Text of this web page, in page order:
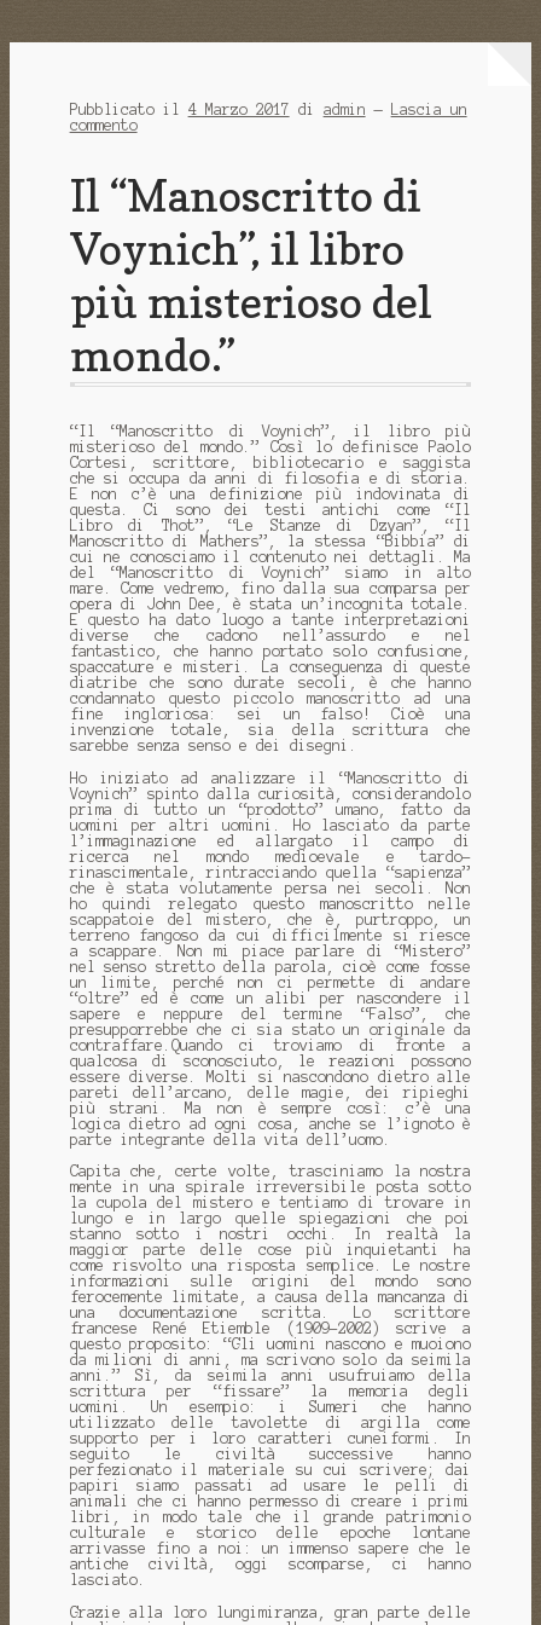
Pubblicato il 4 Marzo 2017 di admin —
Lascia un
commento
Il “Manoscritto di
Voynich”, il libro
più misterioso del
mondo.”
“Il “Manoscritto di Voynich”, il libro più
misterioso del mondo.” Così lo definisce Paolo
Cortesi, scrittore, bibliotecario e saggista
che si occupa da anni di filosofia e di storia.
E non c’è una definizione più indovinata di
questa. Ci sono dei testi antichi come “Il
Libro di Thot”, “Le Stanze di Dzyan”, “Il
Manoscritto di Mathers”, la stessa “Bibbia” di
cui ne conosciamo il contenuto nei dettagli. Ma
del “Manoscritto di Voynich” siamo in alto
mare. Come vedremo, fino dalla sua comparsa per
opera di John Dee, è stata un’incognita totale.
E questo ha dato luogo a tante interpretazioni
diverse che cadono nell’assurdo e nel
fantastico, che hanno portato solo confusione,
spaccature e misteri. La conseguenza di queste
diatribe che sono durate secoli, è che hanno
condannato questo piccolo manoscritto ad una
fine ingloriosa: sei un falso! Cioè una
invenzione totale, sia della scrittura che
sarebbe senza senso e dei disegni.
Ho iniziato ad analizzare il “Manoscritto di
Voynich” spinto dalla curiosità, considerandolo
prima di tutto un “prodotto” umano, fatto da
uomini per altri uomini. Ho lasciato da parte
l’immaginazione ed allargato il campo di
ricerca nel mondo medioevale e tardo-
rinascimentale, rintracciando quella “sapienza”
che è stata volutamente persa nei secoli. Non
ho quindi relegato questo manoscritto nelle
scappatoie del mistero, che è, purtroppo, un
terreno fangoso da cui difficilmente si riesce
a scappare. Non mi piace parlare di “Mistero”
nel senso stretto della parola, cioè come fosse
un limite, perché non ci permette di andare
“oltre” ed è come un alibi per nascondere il
sapere e neppure del termine “Falso”, che
presupporrebbe che ci sia stato un originale da
contraffare.Quando ci troviamo di fronte a
qualcosa di sconosciuto, le reazioni possono
essere diverse. Molti si nascondono dietro alle
pareti dell’arcano, delle magie, dei ripieghi
più strani. Ma non è sempre così: c’è una
logica dietro ad ogni cosa, anche se l’ignoto è
parte integrante della vita dell’uomo.
Capita che, certe volte, trasciniamo la nostra
mente in una spirale irreversibile posta sotto
la cupola del mistero e tentiamo di trovare in
lungo e in largo quelle spiegazioni che poi
stanno sotto i nostri occhi. In realtà la
maggior parte delle cose più inquietanti ha
come risvolto una risposta semplice. Le nostre
informazioni sulle origini del mondo sono
ferocemente limitate, a causa della mancanza di
una documentazione scritta. Lo scrittore
francese René Etiemble (1909–2002) scrive a
questo proposito: “Gli uomini nascono e muoiono
da milioni di anni, ma scrivono solo da seimila
anni.” Sì, da seimila anni usufruiamo della
scrittura per “fissare” la memoria degli
uomini. Un esempio: i Sumeri che hanno
utilizzato delle tavolette di argilla come
supporto per i loro caratteri cuneiformi. In
seguito le civiltà successive hanno
perfezionato il materiale su cui scrivere; dai
papiri siamo passati ad usare le pelli di
animali che ci hanno permesso di creare i primi
libri, in modo tale che il grande patrimonio
culturale e storico delle epoche lontane
arrivasse fino a noi: un immenso sapere che le
antiche civiltà, oggi scomparse, ci hanno
lasciato.
Grazie alla loro lungimiranza, gran parte delle